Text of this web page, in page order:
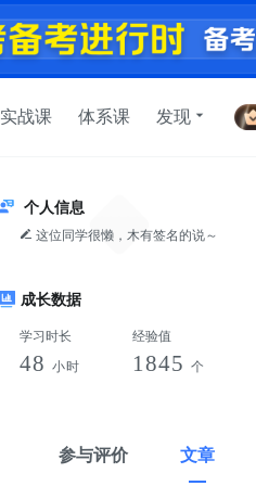
实战课 体系课 发现
个人信息
这位同学很懒，木有签名的说～
成长数据
学习时长
48 小时
经验值
1845 个
参与评价 文章